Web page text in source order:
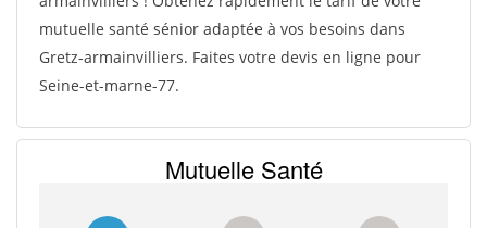
mutuelle santé sénior adaptée à vos besoins dans
Gretz-armainvilliers. Faites votre devis en ligne pour
Seine-et-marne-77.